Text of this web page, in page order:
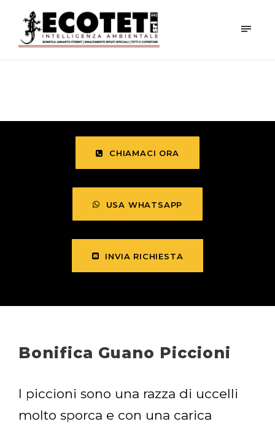
CHIAMACI ORA
USA WHATSAPP
INVIA RICHIESTA
Bonifica Guano Piccioni
I piccioni sono una razza di uccelli
molto sporca e con una carica